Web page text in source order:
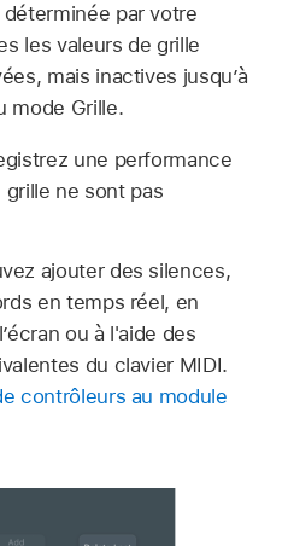
par votre
les valeurs de grille
mais inactives jusqu’à
mode Grille.
une performance
ne sont pas
ajouter des silences,
en temps réel, en
ou à l'aide des
du clavier MIDI.
contrôleurs au module